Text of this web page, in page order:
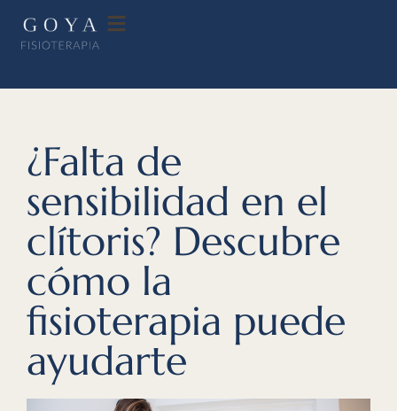
¿Falta de
sensibilidad en el
clítoris? Descubre
cómo la
fisioterapia puede
ayudarte